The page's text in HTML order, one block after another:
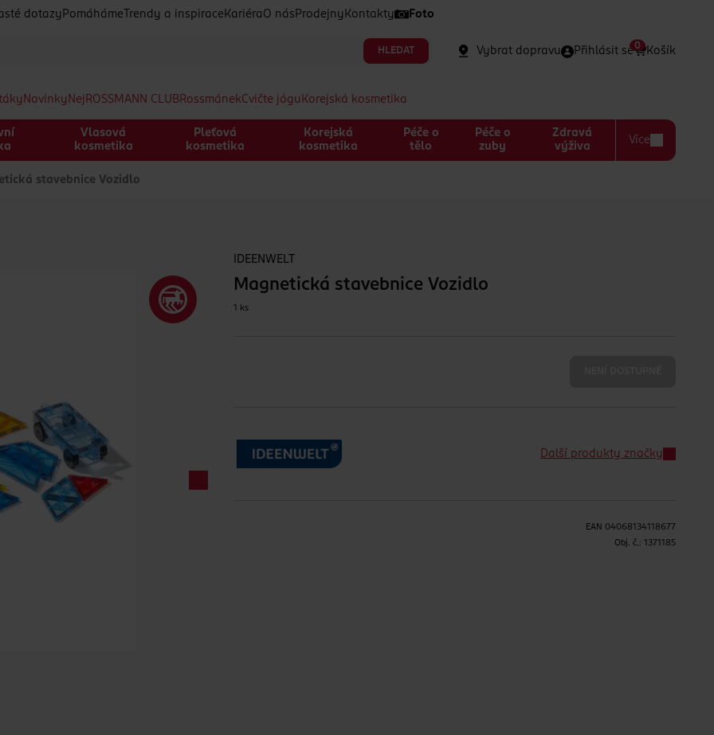
dotazy Pomáháme Trendy a inspirace Kariéra O nás Prodejny Kontakty Foto
HLEDAT Vybrat dopravu Přihlásit se Košík
0
Novinky Nej ROSSMANN CLUBRossmánekCvičte jógu Korejská kosmetika
Vlasová
kosmetika
Pleťová
kosmetika
Korejská
kosmetika
Péče o
tělo
Péče o
zuby
Zdravá
výživa
Více
stavebnice Vozidlo
IDEENWELT
Magnetická stavebnice Vozidlo
1 ks
Další produkty značky
EAN 04068134118677
Obj. č.: 1371185